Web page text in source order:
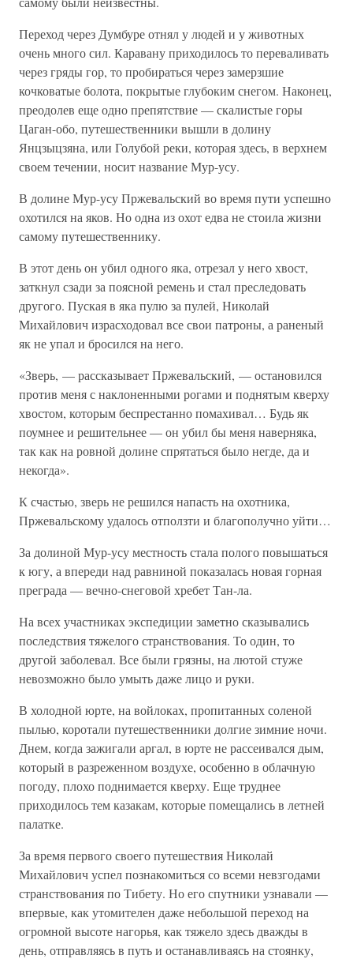
Переход через Думбуре отнял у людей и у животных
очень много сил. Каравану приходилось то переваливать
через гряды гор, то пробираться через замерзшие
кочковатые болота, покрытые глубоким снегом. Наконец,
преодолев еще одно препятствие — скалистые горы
Цаган-обо, путешественники вышли в долину
Янцзыцзяна, или Голубой реки, которая здесь, в верхнем
своем течении, носит название Мур-усу.
В долине Мур-усу Пржевальский во время пути успешно
охотился на яков. Но одна из охот едва не стоила жизни
самому путешественнику.
В этот день он убил одного яка, отрезал у него хвост,
заткнул сзади за поясной ремень и стал преследовать
другого. Пуская в яка пулю за пулей, Николай
Михайлович израсходовал все свои патроны, а раненый
як не упал и бросился на него.
«Зверь, — рассказывает Пржевальский, — остановился
против меня с наклоненными рогами и поднятым кверху
хвостом, которым беспрестанно помахивал… Будь як
поумнее и решительнее — он убил бы меня наверняка,
так как на ровной долине спрятаться было негде, да и
некогда».
К счастью, зверь не решился напасть на охотника,
Пржевальскому удалось отползти и благополучно уйти…
За долиной Мур-усу местность стала полого повышаться
к югу, а впереди над равниной показалась новая горная
преграда — вечно-снеговой хребет Тан-ла.
На всех участниках экспедиции заметно сказывались
последствия тяжелого странствования. То один, то
другой заболевал. Все были грязны, на лютой стуже
невозможно было умыть даже лицо и руки.
В холодной юрте, на войлоках, пропитанных соленой
пылью, коротали путешественники долгие зимние ночи.
Днем, когда зажигали аргал, в юрте не рассеивался дым,
который в разреженном воздухе, особенно в облачную
погоду, плохо поднимается кверху. Еще труднее
приходилось тем казакам, которые помещались в летней
палатке.
За время первого своего путешествия Николай
Михайлович успел познакомиться со всеми невзгодами
странствования по Тибету. Но его спутники узнавали —
впервые, как утомителен даже небольшой переход на
огромной высоте нагорья, как тяжело здесь дважды в
день, отправляясь в путь и останавливаясь на стоянку,